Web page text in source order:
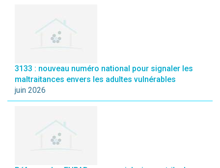
3133 : nouveau numéro national pour signaler les
maltraitances envers les adultes vulnérables
juin 2026